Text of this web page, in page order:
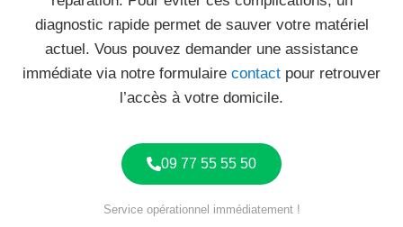
diagnostic rapide permet de sauver votre matériel
actuel. Vous pouvez demander une assistance
immédiate via notre formulaire contact pour retrouver
l’accès à votre domicile.
09 77 55 55 50
Service opérationnel immédiatement !